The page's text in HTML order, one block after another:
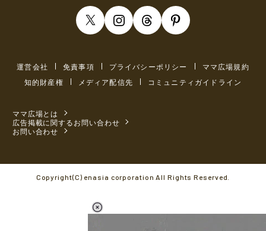
運営会社 免責事項 プライバシーポリシー
ママ広場規約
知的財産権
メディア配信先 コミュニティガイドライン
ママ広場とは
広告掲載に関するお問い合わせ
お問い合わせ
Copyright(C) enasia corporation All Rights Reserved.